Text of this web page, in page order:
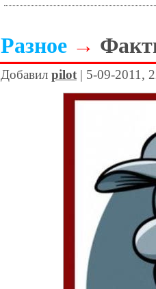
Разное →
Добавил pilot | 5-09-2011,